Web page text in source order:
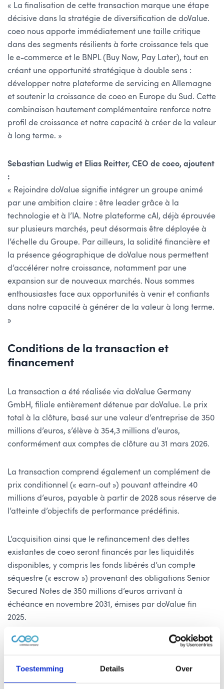
Toestemming Details Over
« La finalisation de cette transaction marque une étape
décisive dans la stratégie de diversification de doValue.
coeo nous apporte immédiatement une taille critique
dans des segments résilients à forte croissance tels que
le e-commerce et le BNPL (Buy Now, Pay Later), tout en
créant une opportunité stratégique à double sens :
développer notre plateforme de servicing en Allemagne
et soutenir la croissance de coeo en Europe du Sud. Cette
combinaison hautement complémentaire renforce notre
profil de croissance et notre capacité à créer de la valeur
à long terme. »
Sebastian Ludwig et Elias Reitter, CEO de coeo, ajoutent
:
« Rejoindre doValue signifie intégrer un groupe animé
par une ambition claire : être leader grâce à la
technologie et à l’IA. Notre plateforme cAI, déjà éprouvée
sur plusieurs marchés, peut désormais être déployée à
l’échelle du Groupe. Par ailleurs, la solidité financière et
la présence géographique de doValue nous permettent
d’accélérer notre croissance, notamment par une
expansion sur de nouveaux marchés. Nous sommes
enthousiastes face aux opportunités à venir et confiants
dans notre capacité à générer de la valeur à long terme.
»
Conditions de la transaction et
financement
La transaction a été réalisée via doValue Germany
GmbH, filiale entièrement détenue par doValue. Le prix
total à la clôture, basé sur une valeur d’entreprise de 350
millions d’euros, s’élève à 354,3 millions d’euros,
conformément aux comptes de clôture au 31 mars 2026.
La transaction comprend également un complément de
prix conditionnel (« earn-out ») pouvant atteindre 40
millions d’euros, payable à partir de 2028 sous réserve de
l’atteinte d’objectifs de performance prédéfinis.
L’acquisition ainsi que le refinancement des dettes
existantes de coeo seront financés par les liquidités
disponibles, y compris les fonds libérés d’un compte
séquestre (« escrow ») provenant des obligations Senior
Secured Notes de 350 millions d’euros arrivant à
échéance en novembre 2031, émises par doValue fin
2025.
Prochaines étapes, impact financier et
perspectives 2026